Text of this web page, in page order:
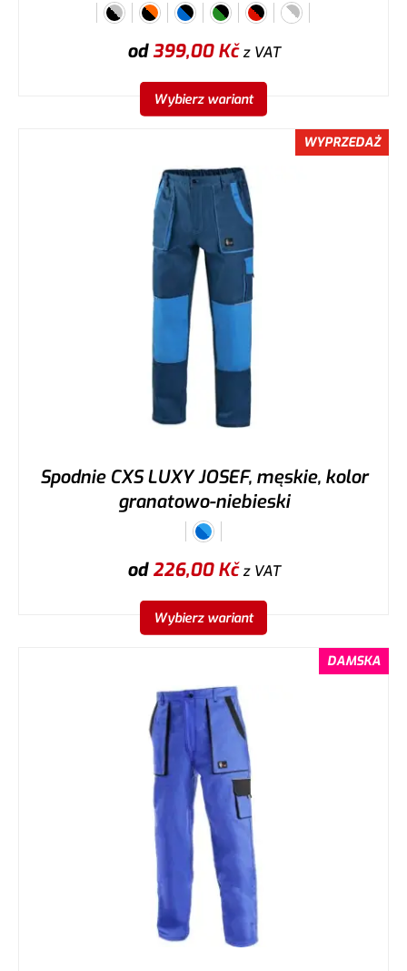
od399,00Kčz VAT
Wybierz wariant
WYPRZEDAŻ
Spodnie CXS LUXY JOSEF, męskie, kolor
granatowo-niebieski
od226,00Kčz VAT
Wybierz wariant
DAMSKA